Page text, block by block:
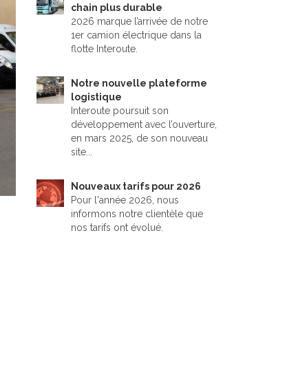
chain plus durable
2026 marque l’arrivée de notre
1er camion électrique dans la
flotte Interoute.
Notre nouvelle plateforme
logistique
Interoute poursuit son
développement avec l’ouverture,
en mars 2025, de son nouveau
site...
Nouveaux tarifs pour 2026
Pour l'année 2026, nous
informons notre clientèle que
nos tarifs ont évolué.